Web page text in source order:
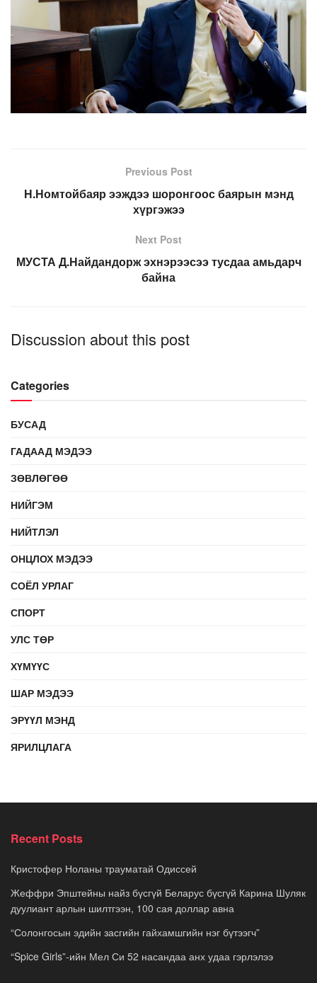
Previous Post
Н.Номтойбаяр ээждээ шоронгоос баярын мэнд
хүргэжээ
Next Post
МУСТА Д.Найдандорж эхнэрээсээ тусдаа амьдарч
байна
Discussion about this post
Categories
БУСАД
ГАДААД МЭДЭЭ
ЗӨВЛӨГӨӨ
НИЙГЭМ
НИЙТЛЭЛ
ОНЦЛОХ МЭДЭЭ
СОЁЛ УРЛАГ
СПОРТ
УЛС ТӨР
ХҮМҮҮС
ШАР МЭДЭЭ
ЭРҮҮЛ МЭНД
ЯРИЛЦЛАГА
Recent Posts
Кристофер Ноланы трауматай Одиссей
Жеффри Эпштейны найз бүсгүй Беларус бүсгүй Карина Шуляк
дуулиант арлын шилтгээн, 100 сая доллар авна
“Солонгосын эдийн засгийн гайхамшгийн нэг бүтээгч”
“Spice Girls”-ийн Мел Си 52 насандаа анх удаа гэрлэлээ